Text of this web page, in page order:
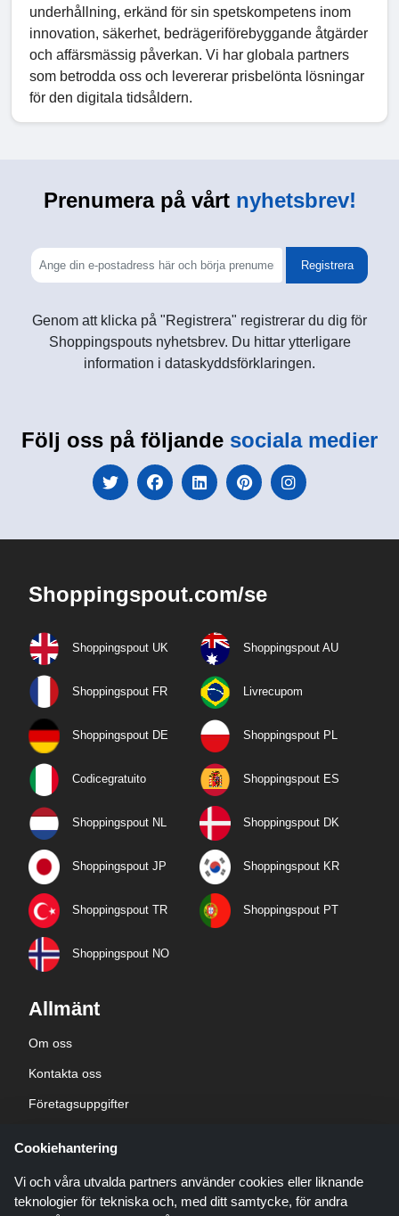
underhållning, erkänd för sin spetskompetens inom
innovation, säkerhet, bedrägeriförebyggande åtgärder
och affärsmässig påverkan. Vi har globala partners
som betrodda oss och levererar prisbelönta lösningar
för den digitala tidsåldern.
Prenumera på vårtnyhetsbrev!
Registrera
Genom att klicka på "Registrera" registrerar du dig för
Shoppingspouts nyhetsbrev. Du hittar ytterligare
information i dataskyddsförklaringen.
Följ oss på följande sociala medier
Shoppingspout.com/se
Shoppingspout UK Shoppingspout AU
Shoppingspout FR Livrecupom
Shoppingspout DE Shoppingspout PL
Codicegratuito Shoppingspout ES
Shoppingspout NL Shoppingspout DK
Shoppingspout JP Shoppingspout KR
Shoppingspout TR Shoppingspout PT
Shoppingspout NO
Allmänt
Om oss
Kontakta oss
Företagsuppgifter
Cookiehantering
Vi och våra utvalda partners använder cookies eller liknande
teknologier för tekniska och, med ditt samtycke, för andra